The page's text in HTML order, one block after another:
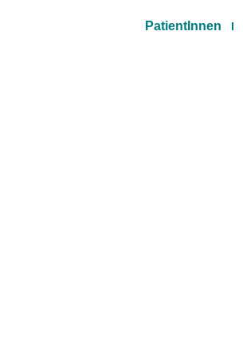
PatientInnen